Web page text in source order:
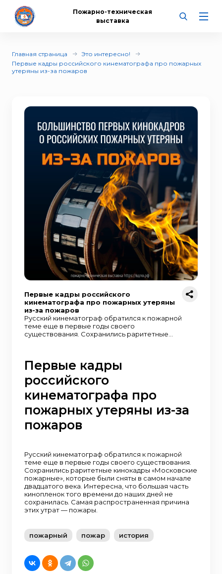
Пожарно-техническая
выставка
Главная страница
Это интересно!
Первые кадры российского кинематографа про пожарных
утеряны из-за пожаров
Первые кадры российского
кинематографа про пожарных утеряны
из-за пожаров
Русский кинематограф обратился к пожарной
теме еще в первые годы своего
существования. Сохранились раритетные
того времени до наших дней не сохранилась.
Самая распространенная причина этих утрат
— пожары.
Первые кадры
российского
кинематографа про
пожарных утеряны из-за
пожаров
Русский кинематограф обратился к пожарной
теме еще в первые годы своего существования.
Сохранились раритетные кинокадры «Московские
пожарные», которые были сняты в самом начале
двадцатого века. Интересна, что большая часть
кинопленок того времени до наших дней не
сохранилась. Самая распространенная причина
этих утрат — пожары.
пожарный пожар история